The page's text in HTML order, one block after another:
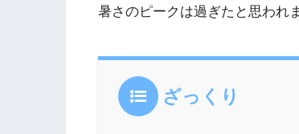
暑さのピークは過ぎたと思われ
ざっくり